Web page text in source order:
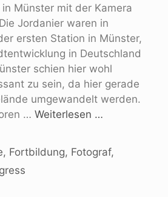
Münster mit der Kamera
Jordanier waren in
ersten Station in Münster,
in Deutschland
schien hier wohl
zu sein, da hier gerade
umgewandelt werden.
… Weiterlesen …
, Fortbildung, Fotograf,